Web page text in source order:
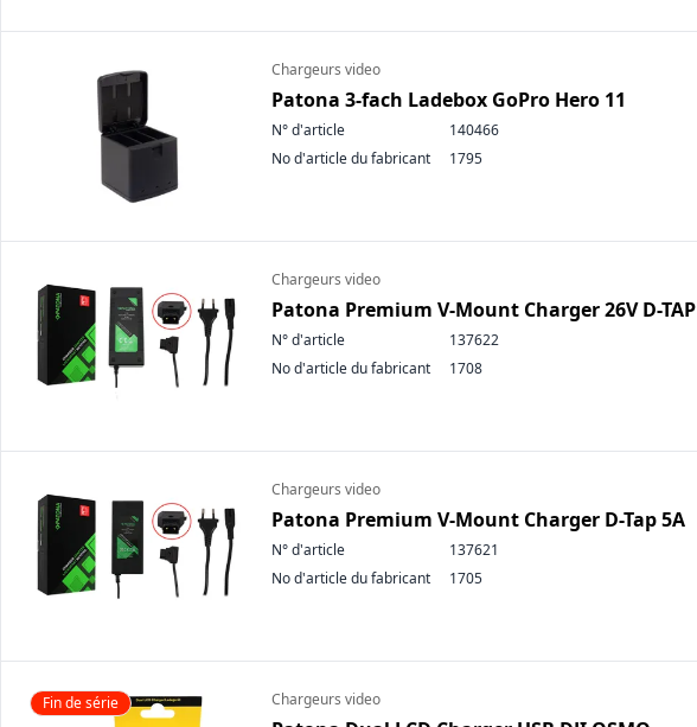
Chargeurs video
Patona 3-fach Ladebox GoPro Hero 11
N° d'article
140466
No d'article du fabricant
1795
Chargeurs video
Patona Premium V-Mount Charger 26V D-TAP
N° d'article
137622
No d'article du fabricant
1708
Chargeurs video
Patona Premium V-Mount Charger D-Tap 5A
N° d'article
137621
No d'article du fabricant
1705
Fin de série Chargeurs video